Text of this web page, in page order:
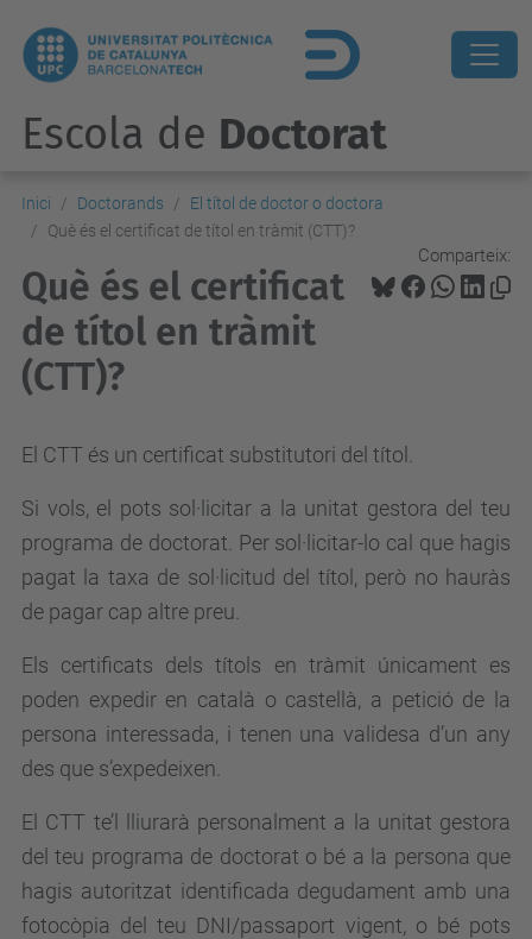
Escola de Doctorat
Inici Doctorands
El títol de doctor o doctora
Què és el certificat de títol en tràmit (CTT)?
Comparteix:
Què és el certificat
de títol en tràmit
(CTT)?
El CTT és un certificat substitutori del títol.
Si vols, el pots sol·licitar a la unitat gestora del teu
programa de doctorat. Per sol·licitar-lo cal que hagis
pagat la taxa de sol·licitud del títol, però no hauràs
de pagar cap altre preu.
Els certificats dels títols en tràmit únicament es
poden expedir en català o castellà, a petició de la
persona interessada, i tenen una validesa d’un any
des que s’expedeixen.
El CTT te’l lliurarà personalment a la unitat gestora
del teu programa de doctorat o bé a la persona que
hagis autoritzat identificada degudament amb una
fotocòpia del teu DNI/passaport vigent, o bé pots